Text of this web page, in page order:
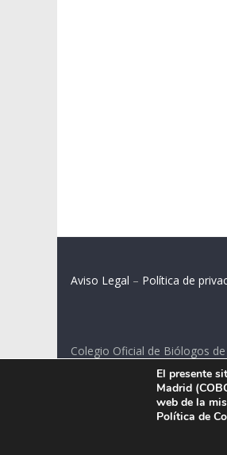
Aviso Legal – Política de
Colegio Oficial de Biólogos
C/ Santa Engracia 108, 2º
El presente
Madrid
web de la
Política de